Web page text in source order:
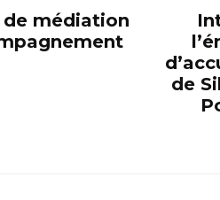
de médiation
de